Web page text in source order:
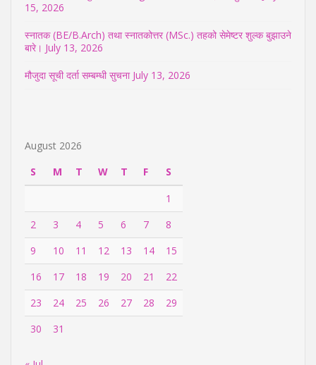
15, 2026
स्नातक (BE/B.Arch) तथा स्नातकोत्तर (MSc.) तहको सेमेष्टर शुल्क बुझाउने
बारे। July 13, 2026
मौजुदा सूची दर्ता सम्बम्धी सुचना July 13, 2026
August 2026
S
M T W T F
S
1
2
3 4 5 6 7
8
9
10 11 12 13 14
15
16
17 18 19 20 21
22
23
24 25 26 27 28
29
30
31